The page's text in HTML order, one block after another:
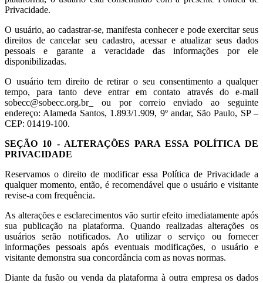
Privacidade.
O usuário, ao cadastrar-se, manifesta conhecer e pode exercitar seus
direitos de cancelar seu cadastro, acessar e atualizar seus dados
pessoais e garante a veracidade das informações por ele
disponibilizadas.
O usuário tem direito de retirar o seu consentimento a qualquer
tempo, para tanto deve entrar em contato através do e-mail
sobecc@sobecc.org.br_ ou por correio enviado ao seguinte
endereço: Alameda Santos, 1.893/1.909, 9º andar, São Paulo, SP –
CEP: 01419-100.
SEÇÃO 10 - ALTERAÇÕES PARA ESSA POLÍTICA DE
PRIVACIDADE
Reservamos o direito de modificar essa Política de Privacidade a
qualquer momento, então, é recomendável que o usuário e visitante
revise-a com frequência.
As alterações e esclarecimentos vão surtir efeito imediatamente após
sua publicação na plataforma. Quando realizadas alterações os
usuários serão notificados. Ao utilizar o serviço ou fornecer
informações pessoais após eventuais modificações, o usuário e
visitante demonstra sua concordância com as novas normas.
Diante da fusão ou venda da plataforma à outra empresa os dados